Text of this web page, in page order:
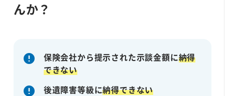
んか？
保険会社から提示された示談金額に納得
できない
後遺障害等級に納得できない